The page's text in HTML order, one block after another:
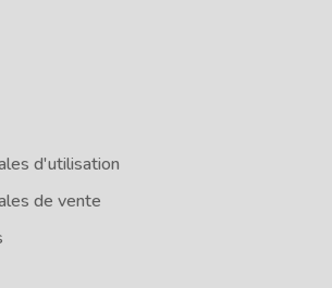
d'utilisation
de vente